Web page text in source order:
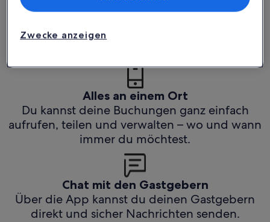
Unser Kundenservice ist rund um die Uhr,
Alles an einem Ort
Du kannst deine Buchungen ganz einfach
aufrufen, teilen und verwalten – wo und wann
immer du möchtest.
Chat mit den Gastgebern
Über die App kannst du deinen Gastgebern
direkt und sicher Nachrichten senden.
Zwecke anzeigen